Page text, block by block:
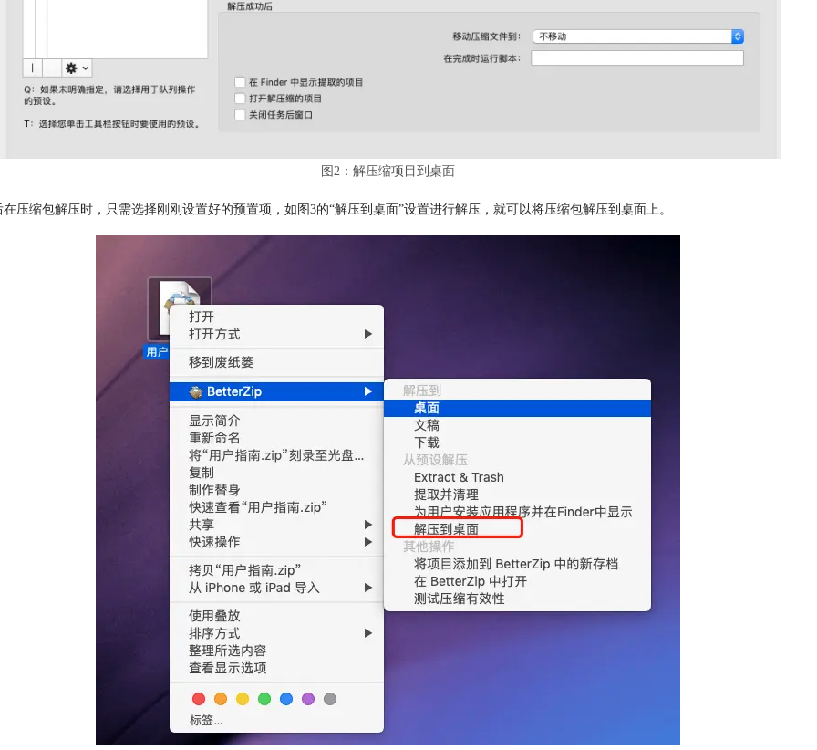
图2：解压缩项目到桌面
在压缩包解压时，只需选择刚刚设置好的预置项，如图3的“解压到桌面”设置进行解压，就可以将压缩包解压到桌面上。